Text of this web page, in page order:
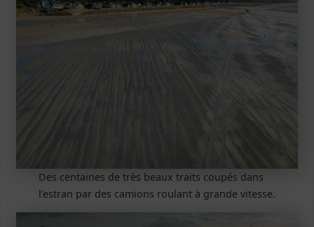
Des centaines de très beaux traits coupés dans
l’estran par des camions roulant à grande vitesse.